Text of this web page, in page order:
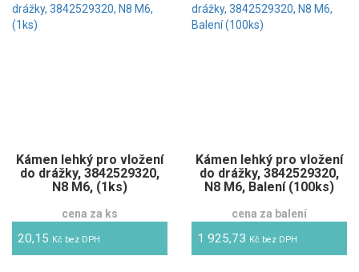
Kámen lehký pro vložení
do drážky, 3842529320,
N8 M6, (1ks)
cena za ks
20,15 Kč bez DPH
Kámen lehký pro vložení
do drážky, 3842529320,
N8 M6, Balení (100ks)
cena za balení
1 925,73 Kč bez DPH